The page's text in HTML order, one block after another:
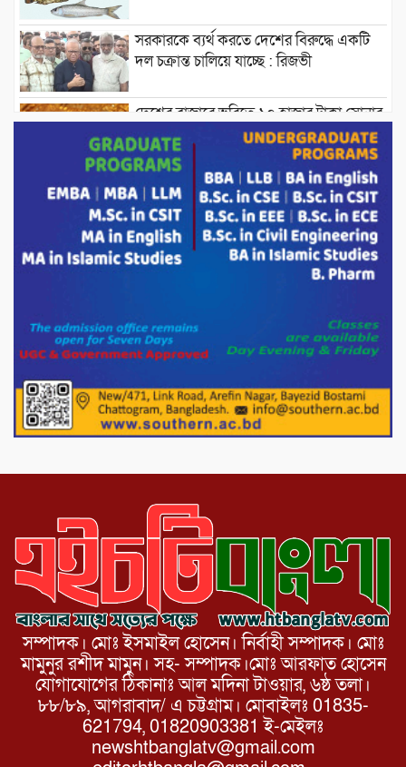
সরকারকে ব্যর্থ করতে দেশের বিরুদ্ধে একটি
দল চক্রান্ত চালিয়ে যাচ্ছে : রিজভী
দেশের বাজারে ভরিতে ১০ হাজার টাকা সোনার
দাম বাড়ানোর ঘোষণা।
ভারপ্রাপ্ত রাষ্ট্রপতি হাফিজ উদ্দিন আহমদের
সাথে এইচটি বাংলা অনলাইন পোর্টাল ও আইপি
টিভির সম্পাদক মোঃ ইসমাইল হোসেনের
সৌজন্য সাক্ষাৎ।
পাটগ্রামে জুলাই অভ্যুত্থান দিবস উপলক্ষে
পোরশায় গণঅভ্যুত্থান দিবসে শহিদ ও জুলাই
১১ দলীয় ঐক্য পোরশা উপজেলা শাখার
সম্পাদক। মোঃ ইসমাইল হোসেন। নির্বাহী সম্পাদক। মোঃ
মামুনুর রশীদ মামুন। সহ- সম্পাদক।মোঃ আরফাত হোসেন
যোগাযোগের ঠিকানাঃ আল মদিনা টাওয়ার, ৬ষ্ঠ তলা।
৮৮/৮৯, আগরাবাদ/ এ চট্টগ্রাম। মোবাইলঃ 01835-
621794, 01820903381 ই-মেইলঃ
newshtbanglatv@gmail.com